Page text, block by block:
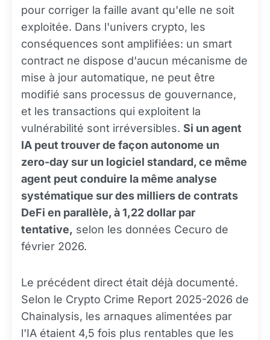
pour corriger la faille avant qu'elle ne soit
exploitée. Dans l'univers crypto, les
conséquences sont amplifiées: un smart
contract ne dispose d'aucun mécanisme de
mise à jour automatique, ne peut être
modifié sans processus de gouvernance,
et les transactions qui exploitent la
vulnérabilité sont irréversibles. Si un agent
IA peut trouver de façon autonome un
zero-day sur un logiciel standard, ce même
agent peut conduire la même analyse
systématique sur des milliers de contrats
DeFi en parallèle, à 1,22 dollar par
tentative, selon les données Cecuro de
février 2026.
Le précédent direct était déjà documenté.
Selon le Crypto Crime Report 2025-2026 de
Chainalysis, les arnaques alimentées par
l'IA étaient 4,5 fois plus rentables que les